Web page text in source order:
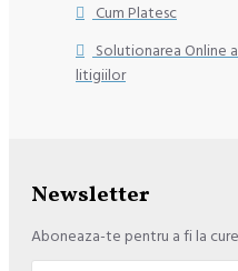
Cum Platesc
Solutionarea Online a
litigiilor
Newsletter
Aboneaza-te pentru a fi la